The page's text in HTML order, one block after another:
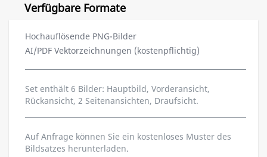
Verfügbare Formate
Hochauflösende PNG-Bilder
AI/PDF Vektorzeichnungen (kostenpflichtig)
Set enthält 6 Bilder: Hauptbild, Vorderansicht,
Rückansicht, 2 Seitenansichten, Draufsicht.
Auf Anfrage können Sie ein kostenloses Muster des
Bildsatzes herunterladen.